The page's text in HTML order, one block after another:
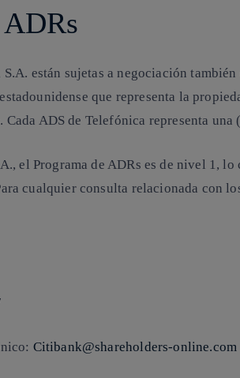
están sujetas a negociación
que representa la
Cada ADS de Telefónica representa
el Programa de ADRs es de nivel 1,
cualquier consulta relacionada con
Citibank@shareholders-online.com